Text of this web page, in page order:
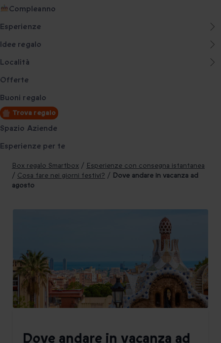
Compleanno
Esperienze
Idee regalo
Località
Offerte
Buoni regalo
Trova regalo
Spazio Aziende
Esperienze per te
Box regalo Smartbox / Esperienze con consegna istantanea
/ Cosa fare nei giorni festivi? / Dove andare in vacanza ad
agosto
Dove andare in vacanza ad